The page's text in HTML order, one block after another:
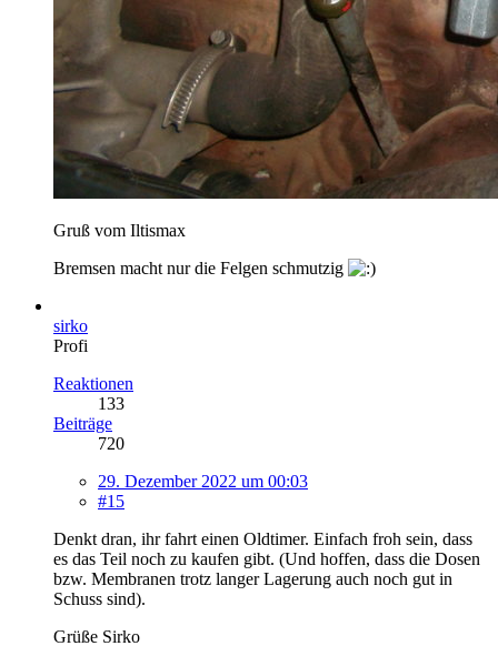
Gruß vom Iltismax
Bremsen macht nur die Felgen schmutzig
sirko
Profi
Reaktionen
133
Beiträge
720
29. Dezember 2022 um 00:03
#15
Denkt dran, ihr fahrt einen Oldtimer. Einfach froh sein, dass
es das Teil noch zu kaufen gibt. (Und hoffen, dass die Dosen
bzw. Membranen trotz langer Lagerung auch noch gut in
Schuss sind).
Grüße Sirko